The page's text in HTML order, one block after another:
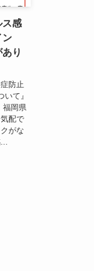
ス感
ン
り
防止
て』
福岡県
配で
がな